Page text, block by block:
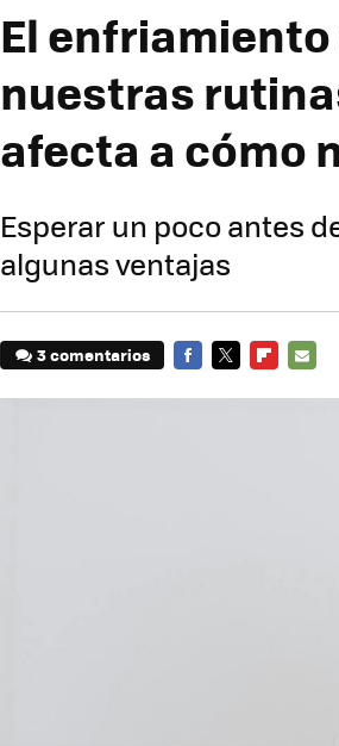
El
nuestras
afecta a cómo
Esperar un poco antes
algunas ventajas
3 comentarios